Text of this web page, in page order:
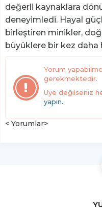
değerli kaynaklara
deneyimledi. Hayal
birleştiren minikler,
büyüklere bir kez daha
Yorum
gerekmektedir.
Üye değilseniz
yapın..
< Yorumlar>